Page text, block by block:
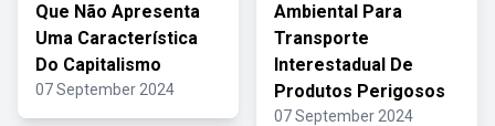
Que Não Apresenta
Uma Característica
Do Capitalismo
07 September 2024
Ambiental Para
Transporte
Interestadual De
Produtos Perigosos
07 September 2024